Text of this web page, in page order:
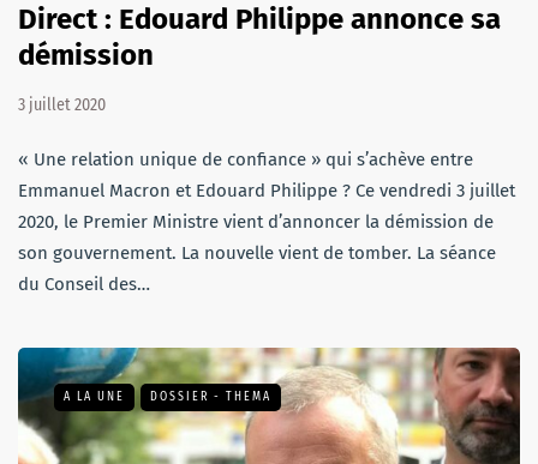
Direct : Edouard Philippe annonce sa
démission
3 juillet 2020
« Une relation unique de confiance » qui s’achève entre
Emmanuel Macron et Edouard Philippe ? Ce vendredi 3 juillet
2020, le Premier Ministre vient d’annoncer la démission de
son gouvernement. La nouvelle vient de tomber. La séance
du Conseil des…
A LA UNE DOSSIER - THEMA